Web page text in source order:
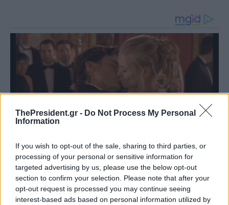
ThePresident.gr - Do Not Process My Personal
Information
If you wish to opt-out of the sale, sharing to third parties, or
processing of your personal or sensitive information for
targeted advertising by us, please use the below opt-out
section to confirm your selection. Please note that after your
opt-out request is processed you may continue seeing
interest-based ads based on personal information utilized by